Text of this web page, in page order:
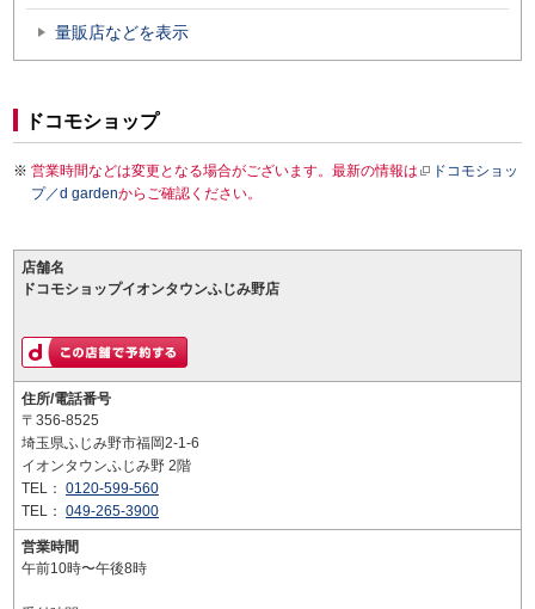
量販店などを表示
ドコモショップ
営業時間などは変更となる場合がございます。最新の情報は
ドコモショッ
プ／d gardenからご確認ください。
店舗名
ドコモショップイオンタウンふじみ野店
住所/電話番号
〒356-8525
埼玉県ふじみ野市福岡2-1-6
イオンタウンふじみ野 2階
TEL： 0120-599-560
TEL： 049-265-3900
営業時間
午前10時〜午後8時